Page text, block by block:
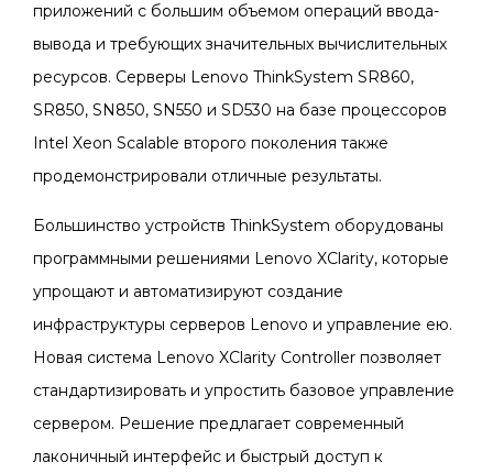
приложений с большим объемом операций ввода-
вывода и требующих значительных вычислительных
ресурсов. Серверы Lenovo ThinkSystem SR860,
SR850, SN850, SN550 и SD530 на базе процессоров
Intel Xeon Scalable второго поколения также
продемонстрировали отличные результаты.
Большинство устройств ThinkSystem оборудованы
программными решениями Lenovo XClarity, которые
упрощают и автоматизируют создание
инфраструктуры серверов Lenovo и управление ею.
Новая система Lenovo XClarity Controller позволяет
стандартизировать и упростить базовое управление
сервером. Решение предлагает современный
лаконичный интерфейс и быстрый доступ к